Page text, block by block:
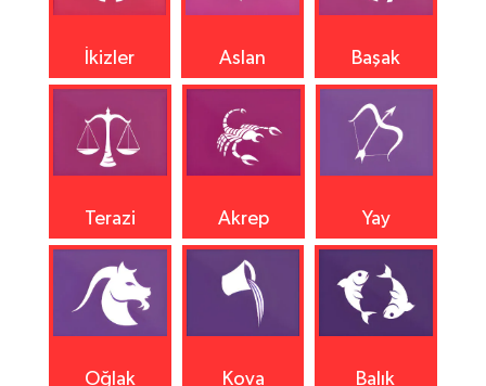
İkizler Aslan Başak
Terazi Akrep Yay
Oğlak Kova Balık